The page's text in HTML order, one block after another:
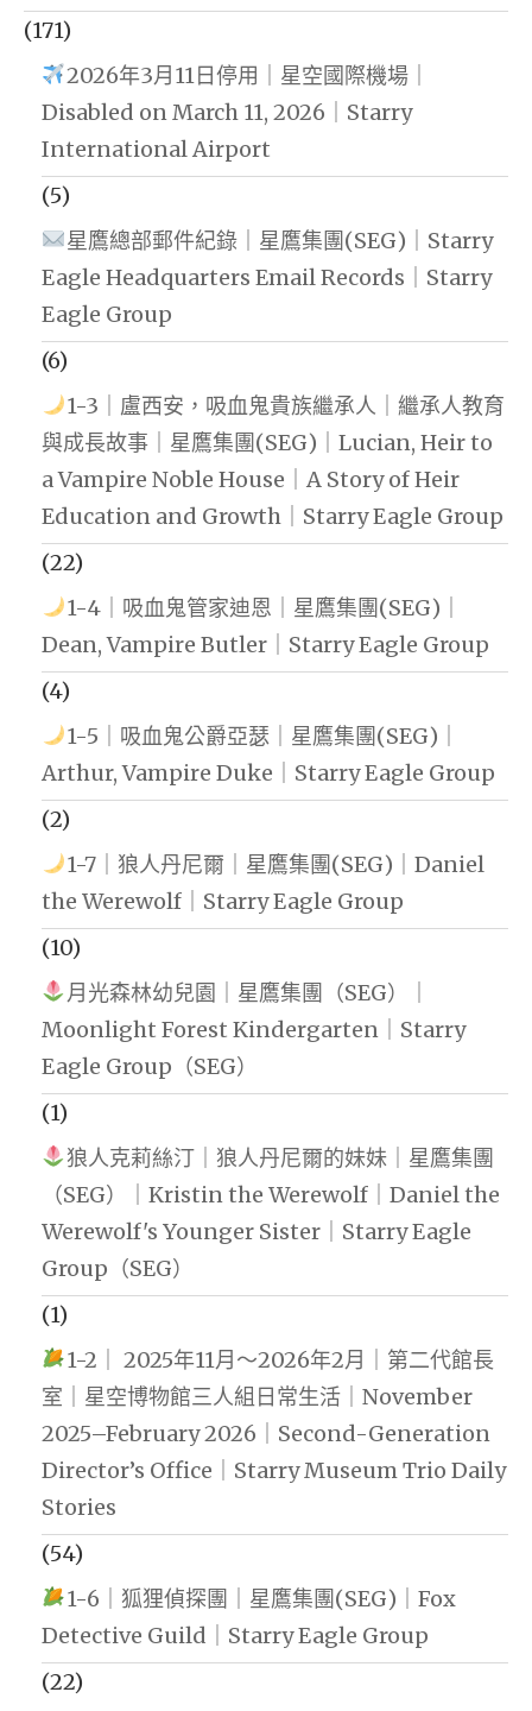
(171)
2026年3月11日停用｜星空國際機場｜
Disabled on March 11, 2026｜Starry
International Airport
(5)
星鷹總部郵件紀錄｜星鷹集團(SEG)｜Starry
Eagle Headquarters Email Records｜Starry
Eagle Group
(6)
1-3｜盧西安，吸血鬼貴族繼承人｜繼承人教育
與成長故事｜星鷹集團(SEG)｜Lucian, Heir to
a Vampire Noble House｜A Story of Heir
Education and Growth｜Starry Eagle Group
(22)
1-4｜吸血鬼管家迪恩｜星鷹集團(SEG)｜
Dean, Vampire Butler｜Starry Eagle Group
(4)
1-5｜吸血鬼公爵亞瑟｜星鷹集團(SEG)｜
Arthur, Vampire Duke｜Starry Eagle Group
(2)
1-7｜狼人丹尼爾｜星鷹集團(SEG)｜Daniel
the Werewolf｜Starry Eagle Group
(10)
月光森林幼兒園｜星鷹集團（SEG）｜
Moonlight Forest Kindergarten｜Starry
Eagle Group（SEG）
(1)
狼人克莉絲汀｜狼人丹尼爾的妹妹｜星鷹集團
（SEG）｜Kristin the Werewolf｜Daniel the
Werewolf's Younger Sister｜Starry Eagle
Group（SEG）
(1)
1-2｜ 2025年11月～2026年2月｜第二代館長
室｜星空博物館三人組日常生活｜November
2025–February 2026｜Second-Generation
Director’s Office｜Starry Museum Trio Daily
Stories
(54)
1-6｜狐狸偵探團｜星鷹集團(SEG)｜Fox
Detective Guild｜Starry Eagle Group
(22)